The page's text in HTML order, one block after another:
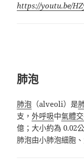
https://youtu.be/
肺泡
肺泡 （alveoli）是
支，外呼吸中氣體
億；大小約為 0.02
肺泡由小肺泡細胞